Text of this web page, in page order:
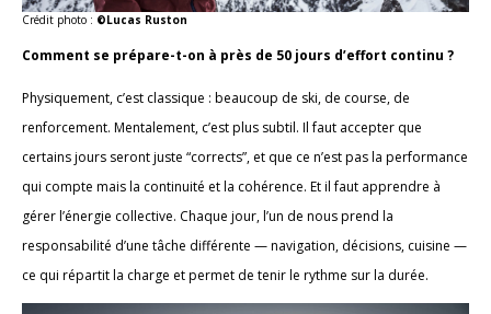
Crédit photo : ©Lucas Ruston
Comment se prépare-t-on à près de 50 jours d’effort continu ?
Physiquement, c’est classique : beaucoup de ski, de course, de
renforcement. Mentalement, c’est plus subtil. Il faut accepter que
certains jours seront juste “corrects”, et que ce n’est pas la performance
qui compte mais la continuité et la cohérence. Et il faut apprendre à
gérer l’énergie collective. Chaque jour, l’un de nous prend la
responsabilité d’une tâche différente — navigation, décisions, cuisine —
ce qui répartit la charge et permet de tenir le rythme sur la durée.